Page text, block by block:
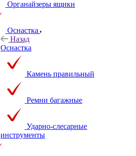
Органайзеры ящики
Оснастка
Назад
Оснастка
Камень правильный
Ремни багажные
Ударно-слесарные
инструменты